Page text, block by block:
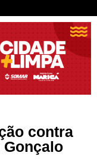
contra
Gonçalo